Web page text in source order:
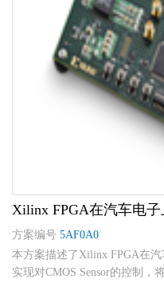
Xilinx FPGA在汽车电子
方案编号 5AF0A0
本方案描述了Xilinx FPGA在
实现对CMOS Sensor的控制